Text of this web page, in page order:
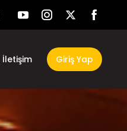
İletişim Giriş Yap